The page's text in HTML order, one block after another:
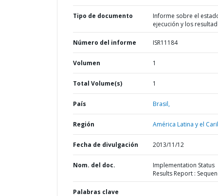
Tipo de documento
Informe sobre el
ejecución y los
Número del informe ISR11184
Volumen 1
Total Volume(s) 1
País Brasil,
Región América Latina y el
Fecha de divulgación 2013/11/12
Nom. del doc.
Implementation Status
Results Report :
Palabras clave